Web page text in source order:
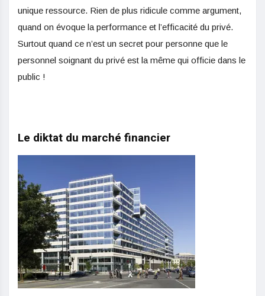
unique ressource. Rien de plus ridicule comme argument,
quand on évoque la performance et l’efficacité du privé.
Surtout quand ce n’est un secret pour personne que le
personnel soignant du privé est la même qui officie dans le
public !
Le diktat du marché financier